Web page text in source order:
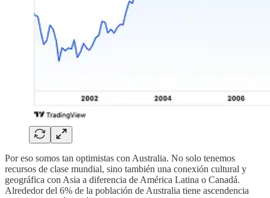
Por eso somos tan optimistas con Australia. No solo tenemos
recursos de clase mundial, sino también una conexión cultural y
geográfica con Asia a diferencia de América Latina o Canadá.
Alrededor del 6% de la población de Australia tiene ascendencia